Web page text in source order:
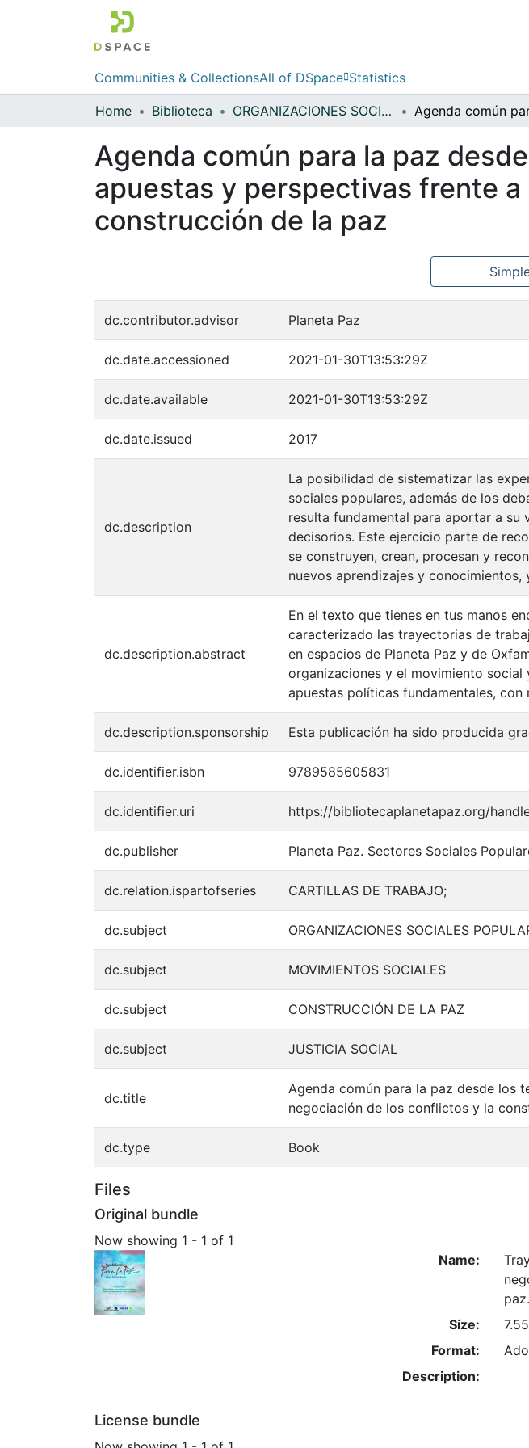
Communities & CollectionsAll of DSpace Statistics
Home Biblioteca ORGANIZACIONES SOCIALES POPULARES
Agenda común para la paz
apuestas y perspectivas frente
construcción de la paz
dc.contributor.advisor Planeta Paz
dc.date.accessioned 2021-01-30T13:53:29Z
dc.date.available 2021-01-30T13:53:29Z
dc.date.issued 2017
dc.description
La posibilidad de sistematizar las
sociales populares, además de los
resulta fundamental para aportar a
decisorios. Este ejercicio parte de
se construyen, crean, procesan y
nuevos aprendizajes y conocimientos,
dc.description.abstract
En el texto que tienes en tus manos
caracterizado las trayectorias de
en espacios de Planeta Paz y de
organizaciones y el movimiento
apuestas políticas fundamentales,
dc.description.sponsorship Esta publicación ha sido producida
dc.identifier.isbn 9789585605831
dc.identifier.uri https://bibliotecaplanetapaz.org/
dc.publisher Planeta Paz. Sectores Sociales
dc.relation.ispartofseries CARTILLAS DE TRABAJO;
dc.subject ORGANIZACIONES SOCIALES
dc.subject MOVIMIENTOS SOCIALES
dc.subject CONSTRUCCIÓN DE LA PAZ
dc.subject JUSTICIA SOCIAL
dc.title
Agenda común para la paz desde los
negociación de los conflictos y la
dc.type Book
Files
Original bundle
Now showing 1 - 1 of 1
Name:
Size:
Format:
Description:
License bundle